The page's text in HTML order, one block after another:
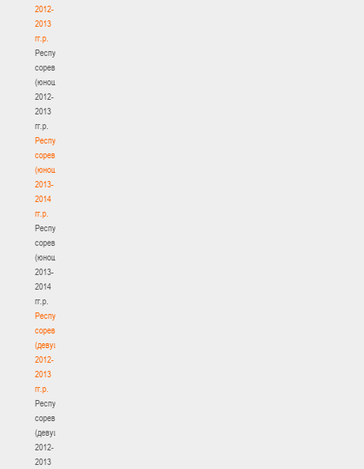
2012-
2013
гг.р.
Республиканские
соревнования
(юноши)
2012-
2013
гг.р.
Республиканские
соревнования
(юноши)
2013-
2014
гг.р.
Республиканские
соревнования
(юноши)
2013-
2014
гг.р.
Республиканские
соревнования
(девушки)
2012-
2013
гг.р.
Республиканские
соревнования
(девушки)
2012-
2013